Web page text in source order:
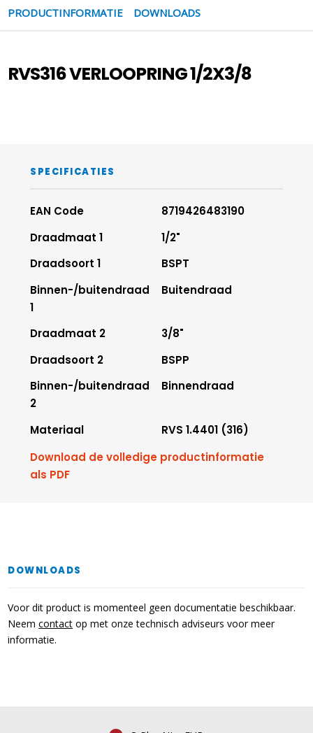
PRODUCTINFORMATIE DOWNLOADS
RVS316 VERLOOPRING 1/2X3/8
SPECIFICATIES
EAN Code
8719426483190
Draadmaat 1
1/2"
Draadsoort 1
BSPT
Binnen-/buitendraad
1
Buitendraad
Draadmaat 2
3/8"
Draadsoort 2
BSPP
Binnen-/buitendraad
2
Binnendraad
Materiaal
RVS 1.4401 (316)
Download de volledige productinformatie
als PDF
DOWNLOADS
Voor dit product is momenteel geen documentatie beschikbaar.
Neemcontact op met onze technisch adviseurs voor meer
informatie.